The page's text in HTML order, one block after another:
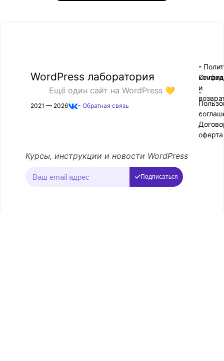
WordPress лаборатория
Ещё один сайт на WordPress 💛
2021 — 2026 - Обратная связь
-
-
-
Оплата
и
-
оферта
Курсы, инструкции и новости WordPress
Подписаться